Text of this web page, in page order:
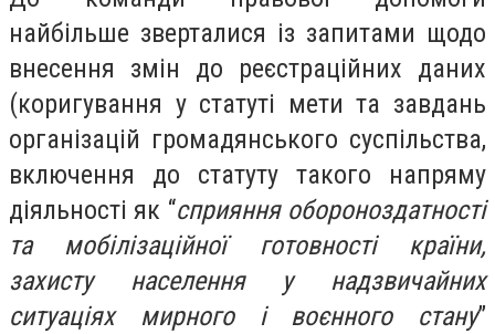
найбільше зверталися із запитами щодо
внесення змін до реєстраційних даних
(коригування у статуті мети та завдань
організацій громадянського суспільства,
включення до статуту такого напряму
діяльності як “сприяння обороноздатності
та мобілізаційної готовності країни,
захисту населення у надзвичайних
ситуаціях мирного і воєнного стану”